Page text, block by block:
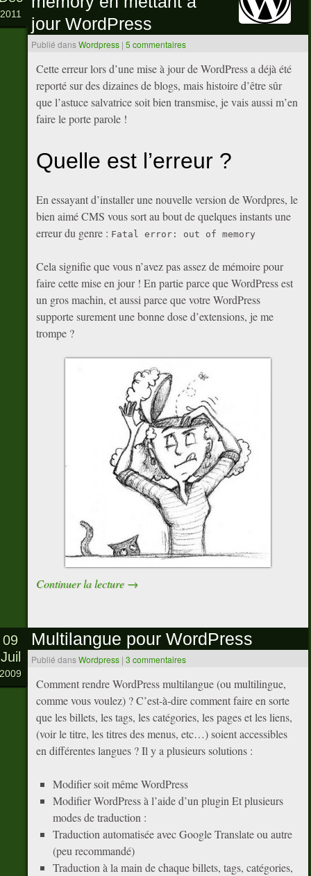
jour WordPress
Publié dansWordpress | 5 commentaires
2011
Cette erreur lors d’une mise à jour de WordPress a déjà été
reporté sur des dizaines de blogs, mais histoire d’être sûr
que l’astuce salvatrice soit bien transmise, je vais aussi m’en
faire le porte parole !
Quelle est l’erreur ?
En essayant d’installer une nouvelle version de Wordpres, le
bien aimé CMS vous sort au bout de quelques instants une
erreur du genre : Fatal error: out of memory
Cela signifie que vous n’avez pas assez de mémoire pour
faire cette mise en jour ! En partie parce que WordPress est
un gros machin, et aussi parce que votre WordPress
supporte surement une bonne dose d’extensions, je me
trompe ?
Continuer la lecture →
Multilangue pour WordPress
Publié dansWordpress | 3 commentaires
09
Juil
2009
Comment rendre WordPress multilangue (ou multilingue,
comme vous voulez) ? C’est-à-dire comment faire en sorte
que les billets, les tags, les catégories, les pages et les liens,
(voir le titre, les titres des menus, etc…) soient accessibles
en différentes langues ? Il y a plusieurs solutions :
Modifier soit même WordPress
Modifier WordPress à l’aide d’un plugin Et plusieurs
modes de traduction :
Traduction automatisée avec Google Translate ou autre
(peu recommandé)
Traduction à la main de chaque billets, tags, catégories,